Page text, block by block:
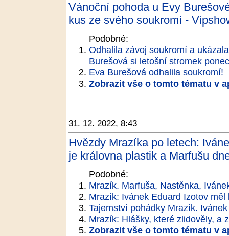
Vánoční pohoda u Evy
kus ze svého soukromí -
Podobné:
Odhalila závoj soukromí a
Burešová si letošní stromek
Eva Burešová odhalila soukromí!
Zobrazit vše o tomto tématu v
31. 12. 2022, 8:43
Hvězdy Mrazíka po letech:
je královna plastik a Marfušu
Podobné:
Mrazík. Marfuša, Nastěnka,
Mrazík: Ivánek Eduard Izotov měl
Tajemství pohádky Mrazík.
Mrazík: Hlášky, které zlidověly, a
Zobrazit vše o tomto tématu v